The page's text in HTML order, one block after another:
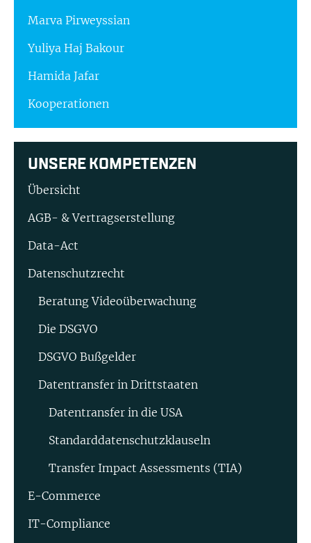
Marva Pirweyssian
Yuliya Haj Bakour
Hamida Jafar
Kooperationen
UNSERE KOMPETENZEN
Übersicht
AGB- & Vertragserstellung
Data-Act
Datenschutzrecht
Beratung Video­überwachung
Die DSGVO
DSGVO Bußgelder
Datentransfer in Drittstaaten
Datentransfer in die USA
Standard­datenschutz­klauseln
Transfer Impact Assessments (TIA)
E-Commerce
IT-Compliance